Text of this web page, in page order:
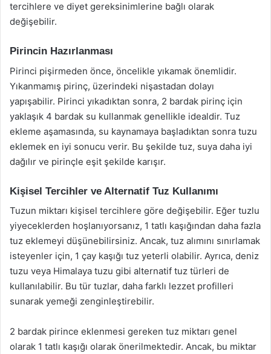
tercihlere ve diyet gereksinimlerine bağlı olarak
değişebilir.
Pirincin Hazırlanması
Pirinci pişirmeden önce, öncelikle yıkamak önemlidir.
Yıkanmamış pirinç, üzerindeki nişastadan dolayı
yapışabilir. Pirinci yıkadıktan sonra, 2 bardak pirinç için
yaklaşık 4 bardak su kullanmak genellikle idealdir. Tuz
ekleme aşamasında, su kaynamaya başladıktan sonra tuzu
eklemek en iyi sonucu verir. Bu şekilde tuz, suya daha iyi
dağılır ve pirinçle eşit şekilde karışır.
Kişisel Tercihler ve Alternatif Tuz Kullanımı
Tuzun miktarı kişisel tercihlere göre değişebilir. Eğer tuzlu
yiyeceklerden hoşlanıyorsanız, 1 tatlı kaşığından daha fazla
tuz eklemeyi düşünebilirsiniz. Ancak, tuz alımını sınırlamak
isteyenler için, 1 çay kaşığı tuz yeterli olabilir. Ayrıca, deniz
tuzu veya Himalaya tuzu gibi alternatif tuz türleri de
kullanılabilir. Bu tür tuzlar, daha farklı lezzet profilleri
sunarak yemeği zenginleştirebilir.
2 bardak pirince eklenmesi gereken tuz miktarı genel
olarak 1 tatlı kaşığı olarak önerilmektedir. Ancak, bu miktar